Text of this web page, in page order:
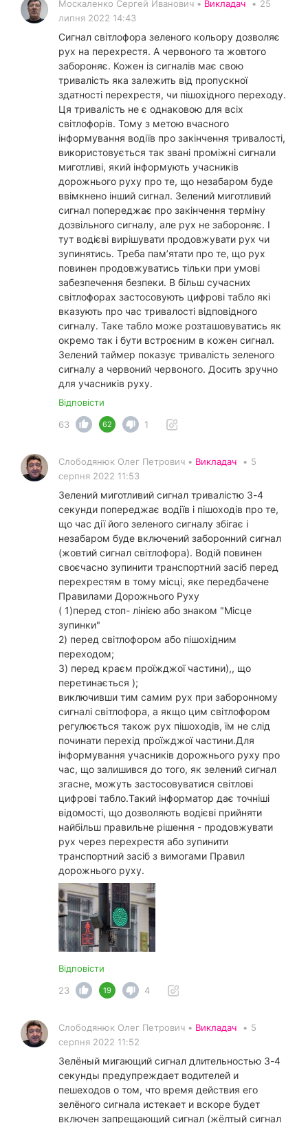
Москаленко Сергей Иванович • Викладач • 25
липня 2022 14:43
Сигнал світлофора зеленого кольору дозволяє
рух на перехрестя. А червоного та жовтого
забороняє. Кожен із сигналів має свою
тривалість яка залежить від пропускної
здатності перехрестя, чи пішохідного переходу.
Ця тривалість не є однаковою для всіх
світлофорів. Тому з метою вчасного
інформування водіїв про закінчення тривалості,
використовується так звані проміжні сигнали
миготливі, який інформують учасників
дорожнього руху про те, що незабаром буде
ввімкнено інший сигнал. Зелений миготливий
сигнал попереджає про закінчення терміну
дозвільного сигналу, але рух не забороняє. І
тут водієві вирішувати продовжувати рух чи
зупинятись. Треба пам’ятати про те, що рух
повинен продовжуватись тільки при умові
забезпечення безпеки. В більш сучасних
світлофорах застосовують цифрові табло які
вказують про час тривалості відповідного
сигналу. Таке табло може розташовуватись як
окремо так і бути встроєним в кожен сигнал.
Зелений таймер показує тривалість зеленого
сигналу а червоний червоного. Досить зручно
для учасників руху.
Відповісти
63
62 1
Слободянюк Олег Петрович • Викладач • 5
серпня 2022 11:53
Зелений миготливий сигнал тривалістю 3-4
секунди попереджає водіїв і пішоходів про те,
що час дії його зеленого сигналу збігає і
незабаром буде включений заборонний сигнал
(жовтий сигнал світлофора). Водій повинен
своєчасно зупинити транспортний засіб перед
перехрестям в тому місці, яке передбачене
Правилами Дорожнього Руху
( 1)перед стоп- лінією або знаком "Місце
зупинки"
2) перед світлофором або пішохідним
переходом;
3) перед краєм проїжджої частини),, що
перетинається );
виключивши тим самим рух при заборонному
сигналі світлофора, а якщо цим світлофором
регулюється також рух пішоходів, їм не слід
починати перехід проїжджої частини.Для
інформування учасників дорожнього руху про
час, що залишився до того, як зелений сигнал
згасне, можуть застосовуватися світлові
цифрові табло.Такий інформатор дає точніші
відомості, що дозволяють водієві прийняти
найбільш правильне рішення - продовжувати
рух через перехрестя або зупинити
транспортний засіб з вимогами Правил
дорожнього руху.
Відповісти
23
19 4
Слободянюк Олег Петрович • Викладач • 5
серпня 2022 11:52
Зелёный мигающий сигнал длительностью 3-4
секунды предупреждает водителей и
пешеходов о том, что время действия его
зелёного сигнала истекает и вскоре будет
включен запрещающий сигнал (жёлтый сигнал